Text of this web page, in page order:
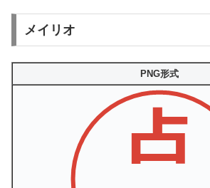
メイリオ
PNG形式